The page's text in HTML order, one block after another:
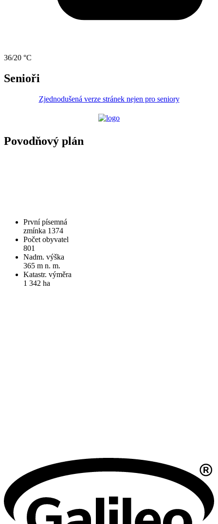
36/20 °C
Senioři
Zjednodušená verze stránek nejen pro seniory
Povodňový plán
První písemná
zmínka 1374
Počet obyvatel
801
Nadm. výška
365 m n. m.
Katastr. výměra
1 342 ha